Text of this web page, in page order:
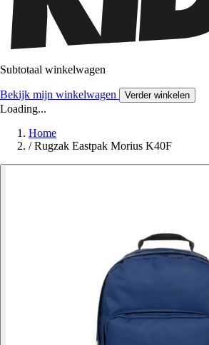
Subtotaal winkelwagen
Bekijk mijn winkelwagen Verder winkelen
Loading...
Home
/ Rugzak Eastpak Morius K40F